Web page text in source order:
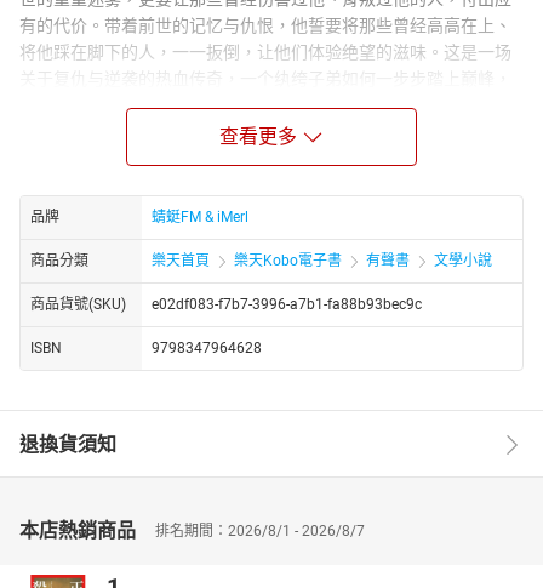
有的代价。带着前世的记忆与仇恨，他誓要将那些曾经高高在上、
将他踩在脚下的人，一一扳倒，让他们体验绝望的滋味。这是一场
关于复仇与逆袭的热血传奇，一个纨绔子弟如何一步步踏上巅峰，
成为无人能及的战神。爱恨交织，权谋较量，看主人公如何在重生
之路上，书写属于自己的辉煌篇章，让每一个读者都为之热血沸
腾，欲罢不能！
#重生逆袭# #纨绔战神# #复仇之路# #巅峰对决#
http://www.youtube.com/channel/UC2yhCURng4uUj_phEqZwKig/
查看更多
品牌 蜻蜓FM & iMerl
商品分類 樂天首頁 樂天Kobo電子書 有聲書 文學小說
商品貨號(SKU) e02df083-f7b7-3996-a7b1-fa88b93bec9c
ISBN 9798347964628
退換貨須知
本店熱銷商品 排名期間：2026/8/1 - 2026/8/7